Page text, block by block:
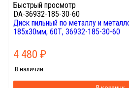
Быстрый просмотр
DA-36932-185-30-60
Диск пильный по металлу и
185х30мм, 60Т, 36932-185-30-60
4 480 ₽
В наличии